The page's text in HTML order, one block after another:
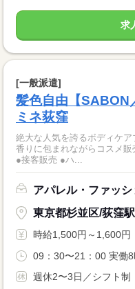
求
[一般派遣]
髪色自由【
ミネ荻窪
絶大な人気を誇るボディケ
香りに包まれながらコスメ販売のお仕事で
●接客販売 ●ハ...
アパレル・ファッ
東京都杉並区/荻窪駅
時給1,500円～1,600円
09：30〜21：00 実働
週休2〜3日／シフト制